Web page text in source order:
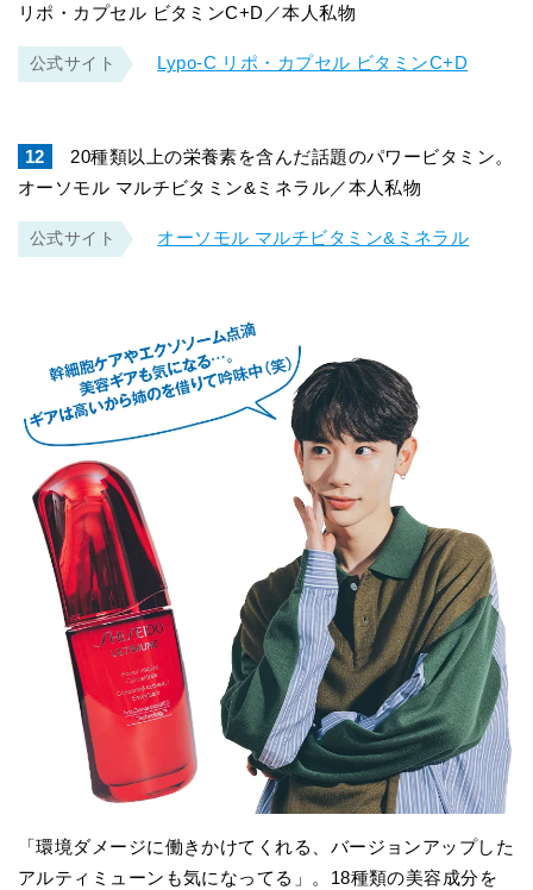
リポ・カプセル ビタミンC+D／本人私物
公式サイト Lypo-C リポ・カプセル ビタミンC+D
12
20種類以上の栄養素を含んだ話題のパワービタミン。
オーソモル マルチビタミン&ミネラル／本人私物
公式サイト オーソモル マルチビタミン&ミネラル
「環境ダメージに働きかけてくれる、バージョンアップした
アルティミューンも気になってる」。18種類の美容成分を